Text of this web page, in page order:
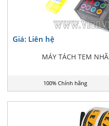
Giá: Liên hệ
MÁY TÁCH TEM
100% Chính hãng